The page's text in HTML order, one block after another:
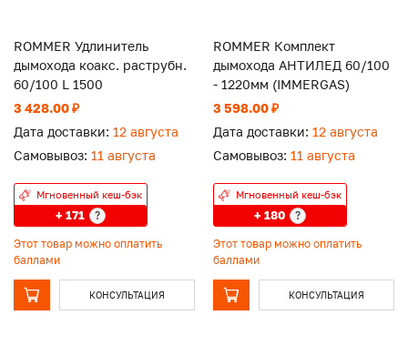
ROMMER Удлинитель
дымохода коакс. раструбн.
60/100 L 1500
3 428.00 ₽
Дата доставки: 12 августа
Самовывоз: 11 августа
Мгновенный кеш-бэк
+ 171 ?
Этот товар можно оплатить
баллами
КОНСУЛЬТАЦИЯ
ROMMER Комплект
дымохода АНТИЛЕД 60/100
- 1220мм (IMMERGAS)
3 598.00 ₽
Дата доставки: 12 августа
Самовывоз: 11 августа
Мгновенный кеш-бэк
+ 180 ?
Этот товар можно оплатить
баллами
КОНСУЛЬТАЦИЯ